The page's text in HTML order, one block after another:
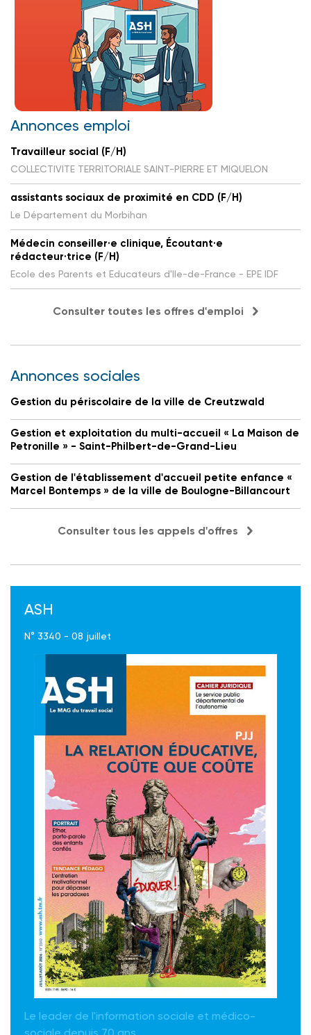
Annonces emploi
Travailleur social (F/H)
COLLECTIVITE TERRITORIALE SAINT-PIERRE ET MIQUELON
assistants sociaux de proximité en CDD (F/H)
Le Département du Morbihan
Médecin conseiller·e clinique, Écoutant·e
rédacteur·trice (F/H)
Ecole des Parents et Educateurs d'Ile-de-France - EPE IDF
Consulter toutes les offres d'emploi
Annonces sociales
Gestion du périscolaire de la ville de Creutzwald
Gestion et exploitation du multi-accueil « La Maison de
Petronille » - Saint-Philbert-de-Grand-Lieu
Gestion de l'établissement d'accueil petite enfance «
Marcel Bontemps » de la ville de Boulogne-Billancourt
Consulter tous les appels d'offres
ASH
N° 3340 - 08 juillet
Le leader de l'information sociale et médico-
sociale depuis 70 ans